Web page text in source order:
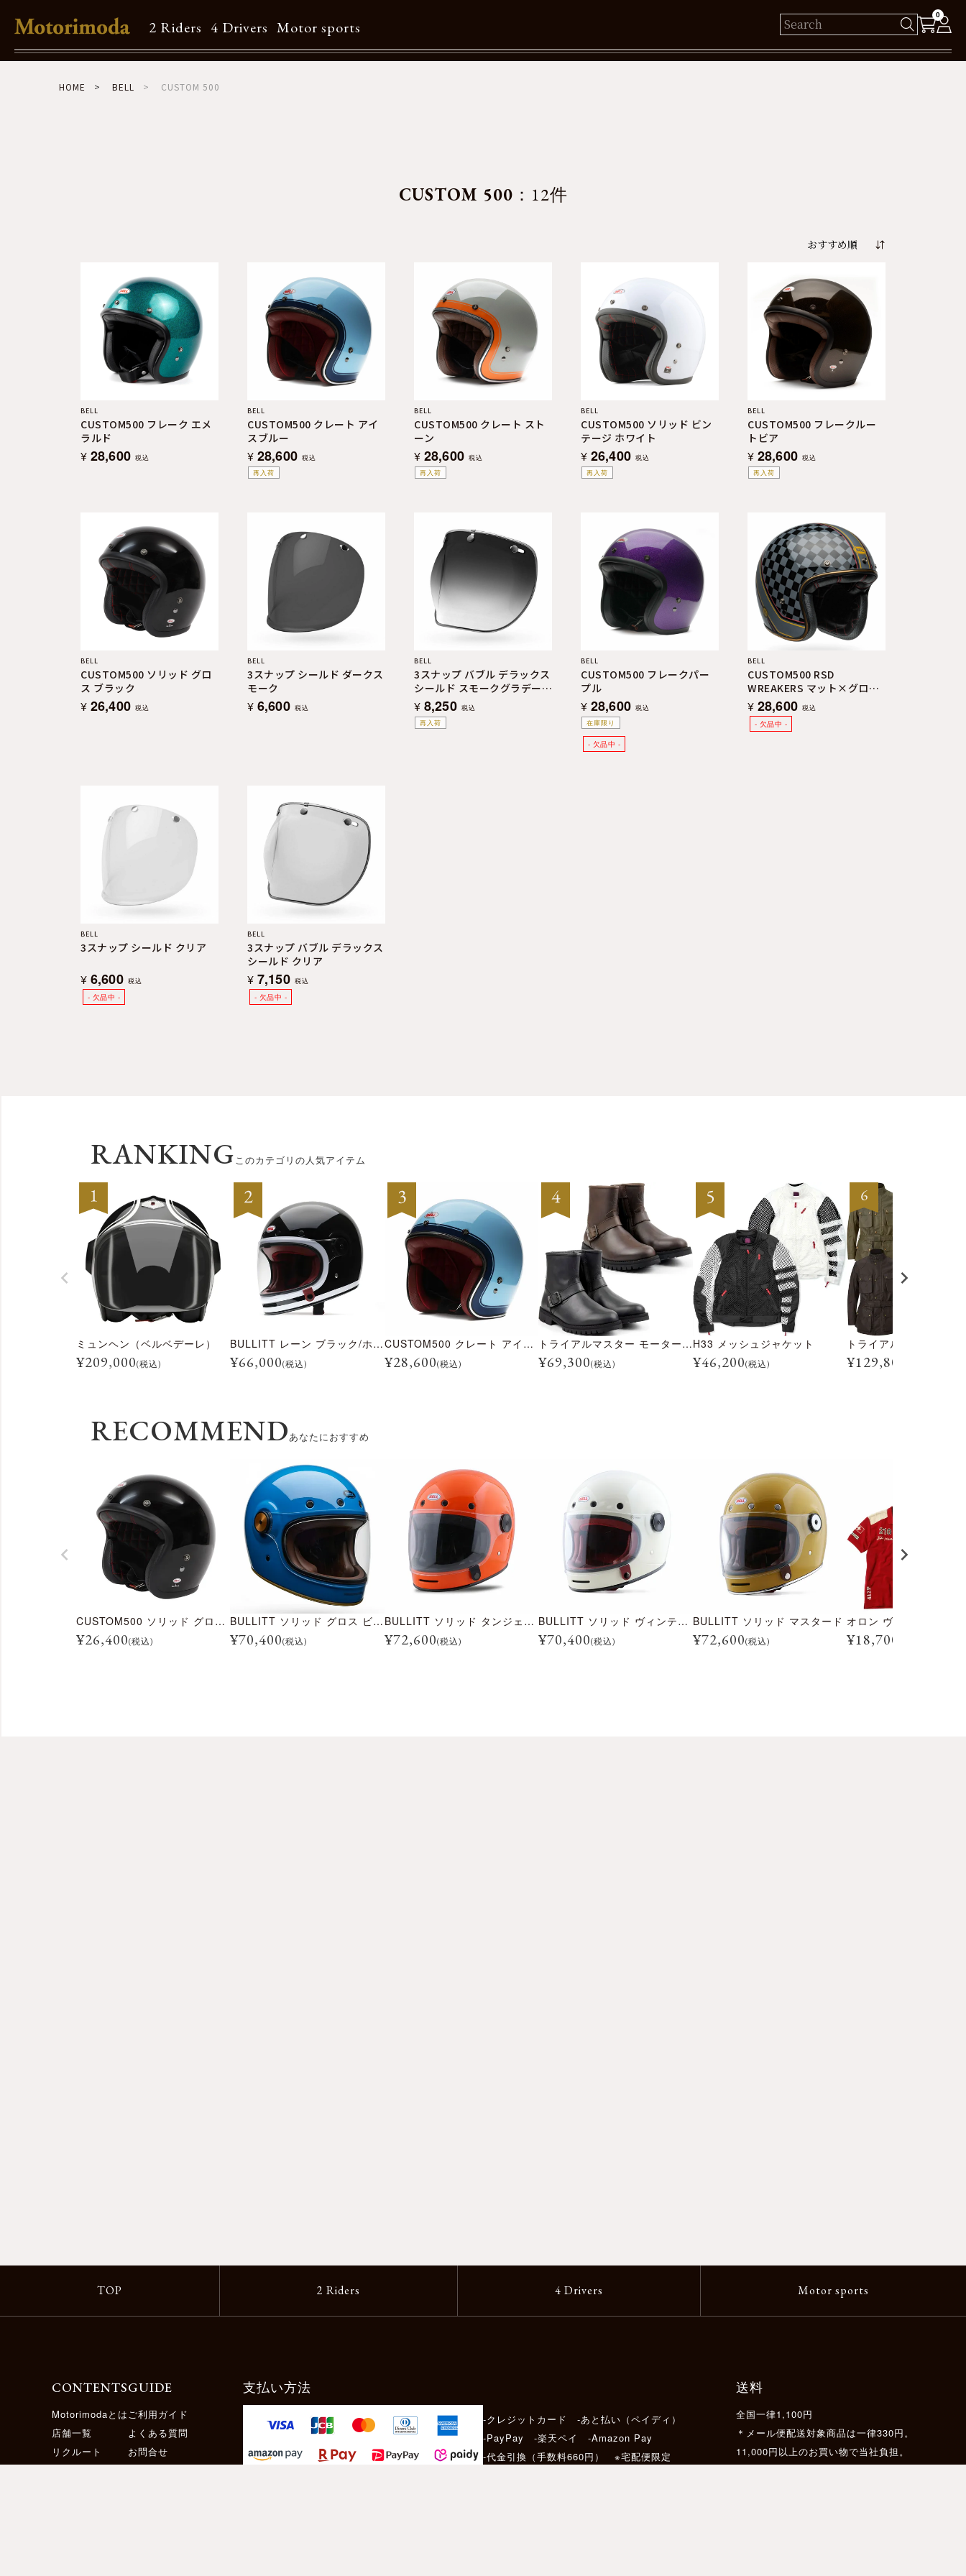
2 Riders 4 Drivers Motor sports
0
Shop Info
ご利用ガイド
よくある質問
HOME BELL CUSTOM 500
CUSTOM 500 ：12件
BELL
CUSTOM500 フレーク エメ
ラルド
¥ 28,600 税込
再入荷
BELL
CUSTOM500 クレート アイ
スブルー
¥ 28,600 税込
再入荷
BELL
CUSTOM500 クレート スト
ーン
¥ 28,600 税込
再入荷
BELL
CUSTOM500 ソリッド ビン
テージ ホワイト
¥ 26,400 税込
再入荷
BELL
CUSTOM500 フレークルー
トビア
¥ 28,600 税込
BELL
CUSTOM500 ソリッド グロ
ス ブラック
¥ 26,400 税込
BELL
3スナップ シールド ダークス
モーク
¥ 6,600 税込
再入荷
BELL
3スナップ バブル デラックス
シールド スモークグラデーシ
ョン
¥ 8,250 税込
在庫限り
BELL
CUSTOM500 フレークパー
プル
¥ 28,600 税込
BELL
CUSTOM500 RSD
WREAKERS マット×グロス
ブラック×ゴールド
¥ 28,600 税込
BELL
3スナップ シールド クリア
¥ 6,600 税込
BELL
3スナップ バブル デラックス
シールド クリア
¥ 7,150 税込
RANKINGこのカテゴリの人気アイテム
ミュンヘン（ベルベデーレ）
¥209,000(税込)
BULLITT レーン ブラック/ホワイト
¥66,000(税込)
CUSTOM500 クレート アイスブルー
¥28,600(税込)
トライアルマスター モーターサイクル ブーツ
¥69,300(税込)
H33 メッシュジャケット
¥46,200(税込) ¥129,800
RECOMMENDあなたにおすすめ
CUSTOM500 ソリッド グロス ブラック
¥26,400(税込)
BULLITT ソリッド グロス ビンテージ ブルー
¥70,400(税込)
BULLITT ソリッド タンジェリン
¥72,600(税込)
BULLITT ソリッド ヴィンテージホワイト
¥70,400(税込)
BULLITT ソリッド マスタード
¥72,600(税込)
オロン ヴィラール1967
¥18,700
TOP 2 Riders 4 Drivers Motor sports
CONTENTS
Motorimodaとは
店舗一覧
リクルート
GUIDE
ご利用ガイド
よくある質問
お問合せ
支払い方法
-クレジットカード -あと払い（ペイディ）
-PayPay -楽天ペイ -Amazon Pay
-代金引換（手数料660円） ※宅配便限定
送料
全国一律1,100円
＊メール便配送対象商品は一律330円。
11,000円以上のお買い物で当社負担。